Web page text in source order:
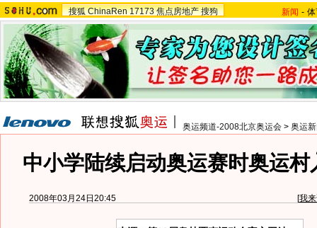
搜狐 ChinaRen 17173 焦点房地产 搜狗 新闻 -
奥运频道-2008北京奥运会 > 奥运
中小学陆续启动奥运赛时奥运村
2008年03月24日20:45 [我